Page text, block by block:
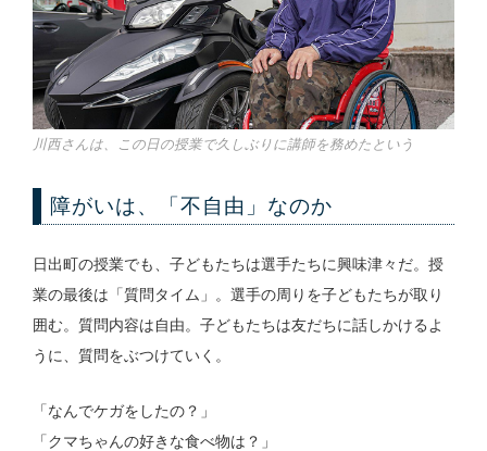
川西さんは、この日の授業で久しぶりに講師を務めたという
障がいは、「不自由」なのか
日出町の授業でも、子どもたちは選手たちに興味津々だ。授
業の最後は「質問タイム」。選手の周りを子どもたちが取り
囲む。質問内容は自由。子どもたちは友だちに話しかけるよ
うに、質問をぶつけていく。
「なんでケガをしたの？」
「クマちゃんの好きな食べ物は？」